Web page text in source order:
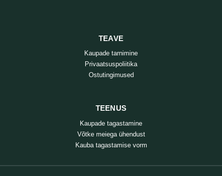
TEAVE
Kaupade tarnimine
Privaatsuspoliitika
Ostutingimused
TEENUS
Kaupade tagastamine
Võtke meiega ühendust
Kauba tagastamise vorm